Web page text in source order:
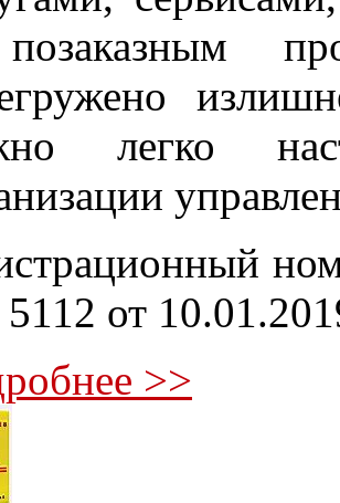
легко
от
>>